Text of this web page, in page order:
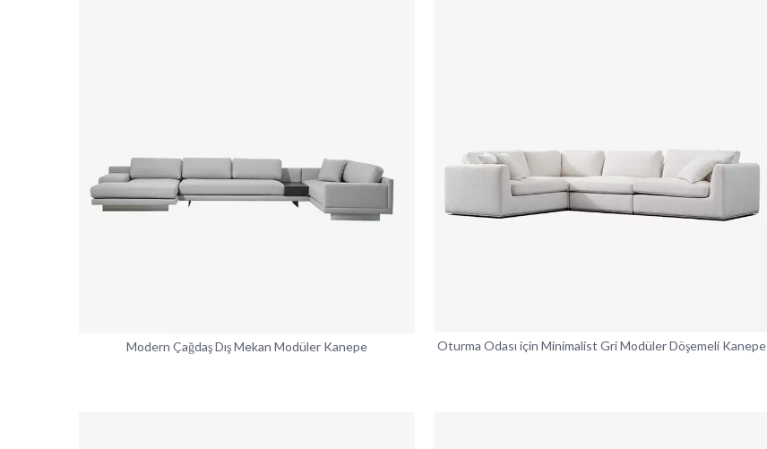
Modern Çağdaş Dış Mekan Modüler Kanepe Oturma Odası için Minimalist Gri Modüler Döşemeli Kanepe